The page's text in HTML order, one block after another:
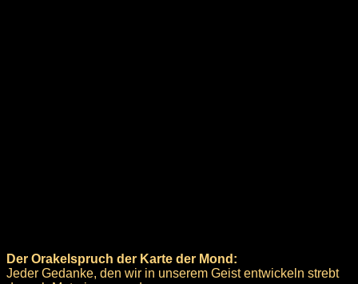
Der Orakelspruch der Karte der Mond:
Jeder Gedanke, den wir in unserem Geist entwickeln strebt